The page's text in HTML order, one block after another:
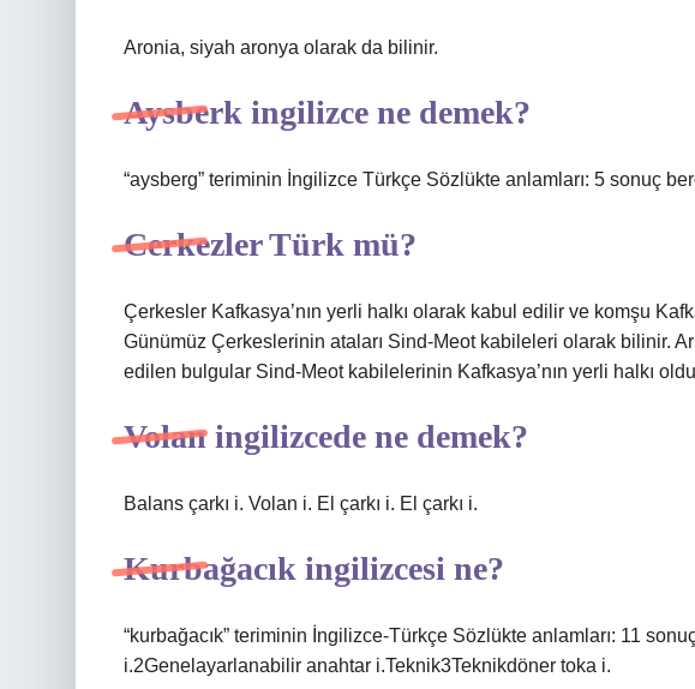
Aronia, siyah aronya olarak da bilinir.
Aysberk ingilizce ne demek?
“aysberg” teriminin İngilizce Türkçe Sözlükte anlamları: 5 sonuç
Cerkezler Türk mü?
Çerkesler Kafkasya’nın yerli halkı olarak kabul edilir ve komşu
Günümüz Çerkeslerinin ataları Sind-Meot kabileleri olarak bilinir.
edilen bulgular Sind-Meot kabilelerinin Kafkasya’nın yerli halkı
Volan ingilizcede ne demek?
Balans çarkı i. Volan i. El çarkı i. El çarkı i.
Kurbağacık ingilizcesi ne?
“kurbağacık” teriminin İngilizce-Türkçe Sözlükte anlamları: 11
i.2Genelayarlanabilir anahtar i.Teknik3Teknikdöner toka i.